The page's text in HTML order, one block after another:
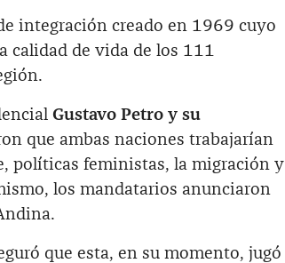
integración creado en 1969 cuyo
calidad de vida de los 111
Gustavo Petro y su
que ambas naciones trabajarían
políticas feministas, la migración y
los mandatarios anunciaron
que esta, en su momento, jugó